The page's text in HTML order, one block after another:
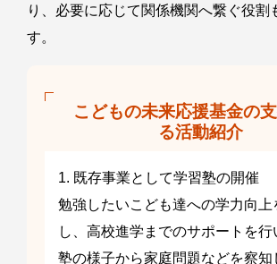
り、必要に応じて関係機関へ繋ぐ役割
す。
こどもの未来応援基金の
る活動紹介
1. 既存事業として学習塾の開催
勉強したいこども達への学力向上
し、高校進学までのサポートを行
塾の様子から家庭問題などを察知